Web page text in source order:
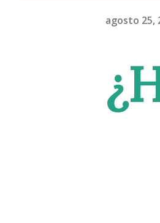
agosto 25,